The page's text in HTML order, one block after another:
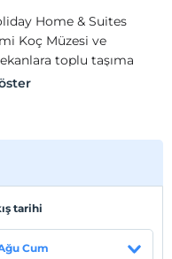
Home & Suites
Koç Müzesi ve
toplu taşıma
Modern bir
Duşlu özel banyoda
terlikler temin
Park Hotel'de
oda ve konsiyerj
tarihi
Cum